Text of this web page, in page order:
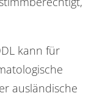
kann für
ausländische